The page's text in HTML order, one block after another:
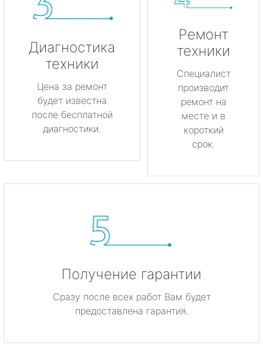
Диагностика
техники
Цена за ремонт
будет известна
после бесплатной
диагностики.
Ремонт
техники
Специалист
производит
ремонт на
месте и в
короткий
срок.
Получение гарантии
Сразу после всех работ Вам будет
предоставлена гарантия.